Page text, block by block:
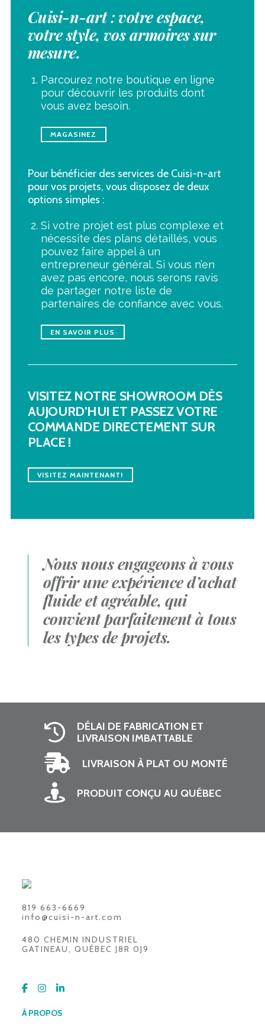
Cuisi-n-art : votre espace,
votre style, vos armoires sur
mesure.
Parcourez notre boutique en ligne
pour découvrir les produits dont
vous avez besoin.
MAGASINEZ
Pour bénéficier des services de Cuisi-n-art
pour vos projets, vous disposez de deux
options simples :
Si votre projet est plus complexe et
nécessite des plans détaillés, vous
pouvez faire appel à un
entrepreneur général. Si vous n’en
avez pas encore, nous serons ravis
de partager notre liste de
partenaires de confiance avec vous.
EN SAVOIR PLUS
VISITEZ NOTRE SHOWROOM DÈS
AUJOURD’HUI ET PASSEZ VOTRE
COMMANDE DIRECTEMENT SUR
PLACE !
VISITEZ MAINTENANT!
Nous nous engageons à vous
offrir une expérience d’achat
fluide et agréable, qui
convient parfaitement à tous
les types de projets.
DÉLAI DE FABRICATION ET
LIVRAISON IMBATTABLE
LIVRAISON À PLAT OU MONTÉ
PRODUIT CONÇU AU QUÉBEC
819 663-6669
info@cuisi-n-art.com
480 CHEMIN INDUSTRIEL
GATINEAU, QUÉBEC J8R 0J9
À PROPOS